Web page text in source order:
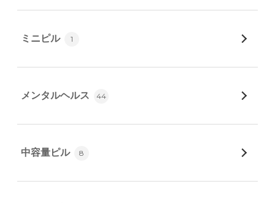
ミニピル 1
メンタルヘルス 44
中容量ピル 8